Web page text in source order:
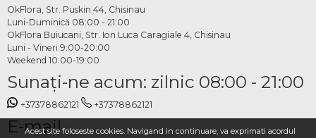
Acest site foloseste cookies. Navigand in continuare, va exprimati acordul
OkFlora, Str. Puskin 44, Chisinau
Luni-Duminică 08:00 - 21:00
OkFlora Buiucani, Str. Ion Luca Caragiale 4, Chisinau
Luni - Vineri 9:00-20:00
Weekend 10:00-19:00
Sunaţi-ne acum: zilnic 08:00 - 21:00
+37378862121 +37378862121
E-mail